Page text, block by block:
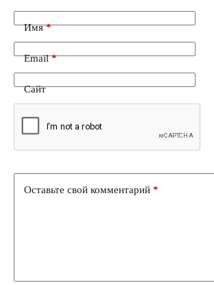
Имя*
Email*
Сайт
Оставьте свой комментарий *